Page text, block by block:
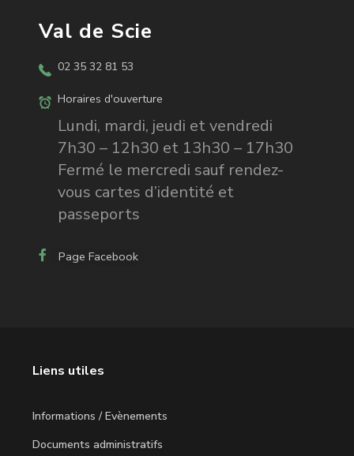
Val de Scie
02 35 32 81 53
Horaires d'ouverture
Lundi, mardi, jeudi et vendredi
7h30 – 12h30 et 13h30 – 17h30
Fermé le mercredi sauf rendez-
vous cartes d’identité et
passeports
Page Facebook
Liens utiles
Informations / Evènements
Documents administratifs